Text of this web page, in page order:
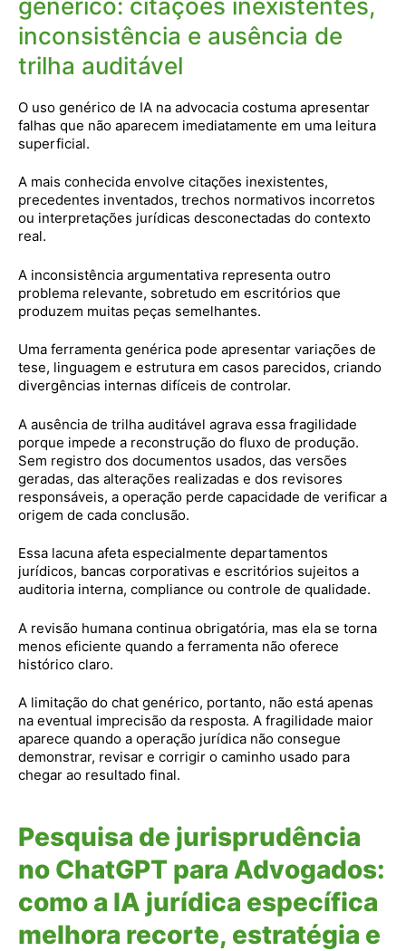
inconsistência e ausência de
trilha auditável
O uso genérico de IA na advocacia costuma apresentar
falhas que não aparecem imediatamente em uma leitura
superficial.
A mais conhecida envolve citações inexistentes,
precedentes inventados, trechos normativos incorretos
ou interpretações jurídicas desconectadas do contexto
real.
A inconsistência argumentativa representa outro
problema relevante, sobretudo em escritórios que
produzem muitas peças semelhantes.
Uma ferramenta genérica pode apresentar variações de
tese, linguagem e estrutura em casos parecidos, criando
divergências internas difíceis de controlar.
A ausência de trilha auditável agrava essa fragilidade
porque impede a reconstrução do fluxo de produção.
Sem registro dos documentos usados, das versões
geradas, das alterações realizadas e dos revisores
responsáveis, a operação perde capacidade de verificar a
origem de cada conclusão.
Essa lacuna afeta especialmente departamentos
jurídicos, bancas corporativas e escritórios sujeitos a
auditoria interna, compliance ou controle de qualidade.
A revisão humana continua obrigatória, mas ela se torna
menos eficiente quando a ferramenta não oferece
histórico claro.
A limitação do chat genérico, portanto, não está apenas
na eventual imprecisão da resposta. A fragilidade maior
aparece quando a operação jurídica não consegue
demonstrar, revisar e corrigir o caminho usado para
chegar ao resultado final.
Pesquisa de jurisprudência
no ChatGPT para Advogados:
como a IA jurídica específica
melhora recorte, estratégia e